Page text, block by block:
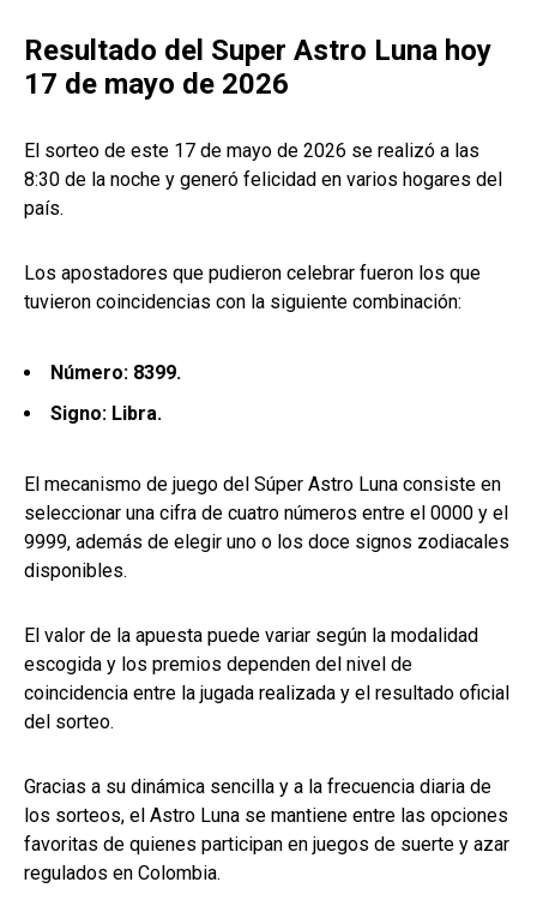
Resultado del Super Astro Luna hoy
17 de mayo de 2026
El sorteo de este 17 de mayo de 2026 se realizó a las
8:30 de la noche y generó felicidad en varios hogares del
país.
Los apostadores que pudieron celebrar fueron los que
tuvieron coincidencias con la siguiente combinación:
Número: 8399.
Signo: Libra.
El mecanismo de juego del Súper Astro Luna consiste en
seleccionar una cifra de cuatro números entre el 0000 y el
9999, además de elegir uno o los doce signos zodiacales
disponibles.
El valor de la apuesta puede variar según la modalidad
escogida y los premios dependen del nivel de
coincidencia entre la jugada realizada y el resultado oficial
del sorteo.
Gracias a su dinámica sencilla y a la frecuencia diaria de
los sorteos, el Astro Luna se mantiene entre las opciones
favoritas de quienes participan en juegos de suerte y azar
regulados en Colombia.